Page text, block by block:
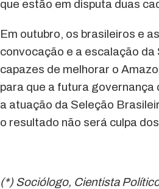
que estão em disputa duas
Em outubro, os brasileiros e
convocação e a escalação
capazes de melhorar o
para que a futura governança
a atuação da Seleção
o resultado não será culpa
(*) Sociólogo, Cientista